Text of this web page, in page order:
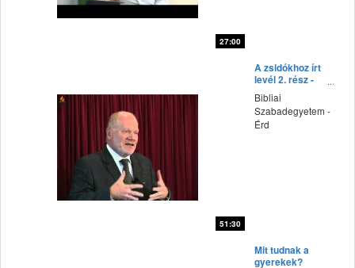
27:00
51:30
A zsidókhoz írt
levél 2. rész -
Zarka Péter
előadása
Bibliai
Szabadegyetem -
Érd
Mit tudnak a
gyerekek?